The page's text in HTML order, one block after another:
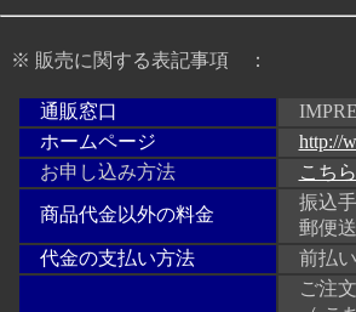
※ 販売に関する表記事項 ：
通販窓口
ホームページ
http://
お申し込み方法
こち
商品代金以外の料金
振込手
郵便送
代金の支払い方法
前払い
ご注文